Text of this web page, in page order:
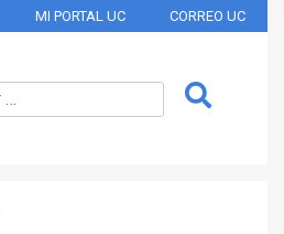
MI PORTAL UC CORREO UC